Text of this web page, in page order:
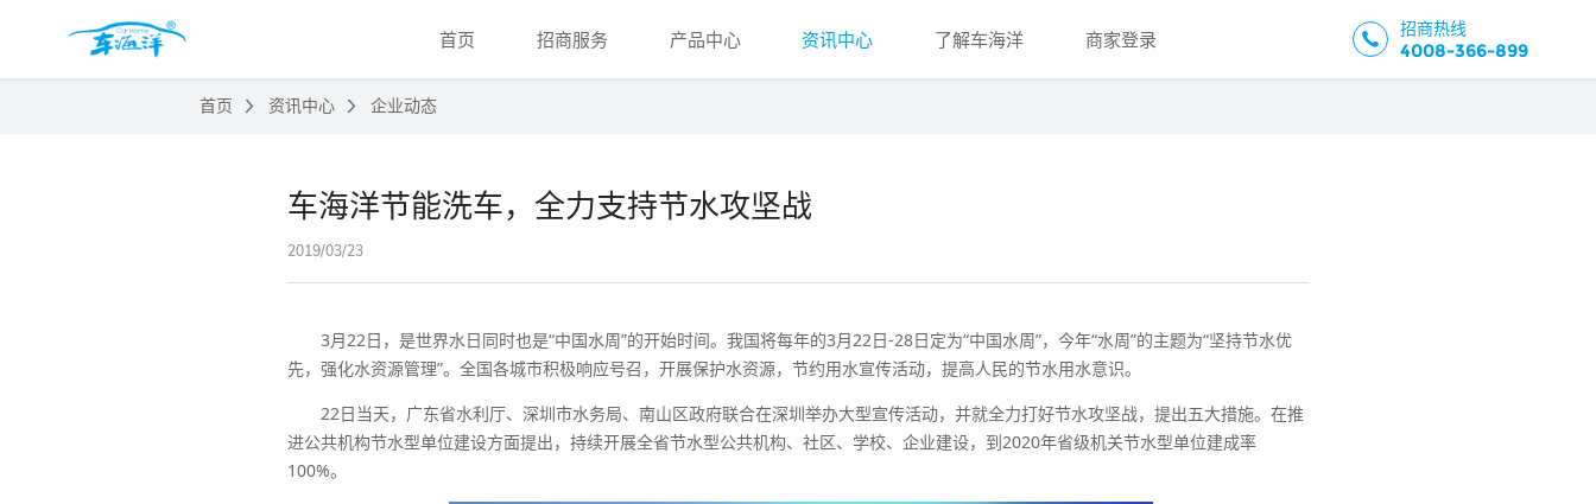
招商热线
4008-366-899
首页 招商服务 产品中心 资讯中心 了解车海洋 商家登录
首页 资讯中心 企业动态
车海洋节能洗车，全力支持节水攻坚战
2019/03/23
3月22日，是世界水日同时也是“中国水周”的开始时间。我国将每年的3月22日-28日定为“中国水周”，今年“水周”的主题为“坚持节水优
先，强化水资源管理”。全国各城市积极响应号召，开展保护水资源，节约用水宣传活动，提高人民的节水用水意识。
22日当天，广东省水利厅、深圳市水务局、南山区政府联合在深圳举办大型宣传活动，并就全力打好节水攻坚战，提出五大措施。在推
进公共机构节水型单位建设方面提出，持续开展全省节水型公共机构、社区、学校、企业建设，到2020年省级机关节水型单位建成率
100%。